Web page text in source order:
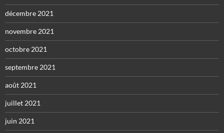
décembre 2021
novembre 2021
octobre 2021
septembre 2021
août 2021
juillet 2021
juin 2021